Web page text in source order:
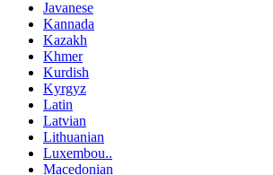
Javanese
Kannada
Kazakh
Khmer
Kurdish
Kyrgyz
Latin
Latvian
Lithuanian
Luxembou..
Macedonian